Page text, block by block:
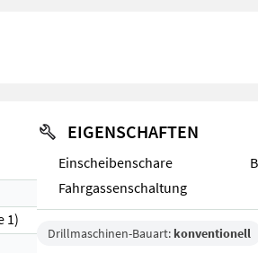
1)
EIGENSCHAFTEN
Einscheibenschare
Fahrgassenschaltung
Drillmaschinen-Bauart: konventionell